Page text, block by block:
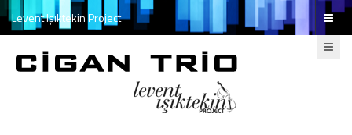
Levent Işıktekin Project